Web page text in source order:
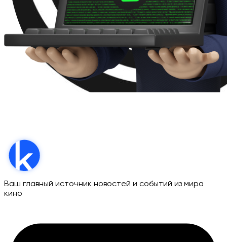
Ваш главный источник новостей и событий из мира
кино